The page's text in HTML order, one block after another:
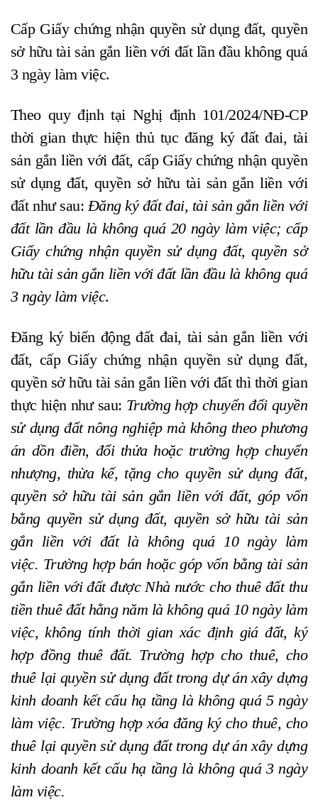
Cấp Giấy chứng nhận quyền sử dụng đất, quyền
sở hữu tài sản gắn liền với đất lần đầu không quá
3 ngày làm việc.
Theo quy định tại Nghị định 101/2024/NĐ-CP
thời gian thực hiện thủ tục đăng ký đất đai, tài
sản gắn liền với đất, cấp Giấy chứng nhận quyền
sử dụng đất, quyền sở hữu tài sản gắn liền với
đất như sau:Đăng ký đất đai, tài sản gắn liền với
đất lần đầu là không quá 20 ngày làm việc; cấp
Giấy chứng nhận quyền sử dụng đất, quyền sở
hữu tài sản gắn liền với đất lần đầu là không quá
3 ngày làm việc.
Đăng ký biến động đất đai, tài sản gắn liền với
đất, cấp Giấy chứng nhận quyền sử dụng đất,
quyền sở hữu tài sản gắn liền với đất thì thời gian
thực hiện như sau: Trường hợp chuyển đổi quyền
sử dụng đất nông nghiệp mà không theo phương
án dồn điền, đổi thửa hoặc trường hợp chuyển
nhượng, thừa kế, tặng cho quyền sử dụng đất,
quyền sở hữu tài sản gắn liền với đất, góp vốn
bằng quyền sử dụng đất, quyền sở hữu tài sản
gắn liền với đất là không quá 10 ngày làm
việc. Trường hợp bán hoặc góp vốn bằng tài sản
gắn liền với đất được Nhà nước cho thuê đất thu
tiền thuê đất hằng năm là không quá 10 ngày làm
việc, không tính thời gian xác định giá đất, ký
hợp đồng thuê đất. Trường hợp cho thuê, cho
thuê lại quyền sử dụng đất trong dự án xây dựng
kinh doanh kết cấu hạ tầng là không quá 5 ngày
làm việc. Trường hợp xóa đăng ký cho thuê, cho
thuê lại quyền sử dụng đất trong dự án xây dựng
kinh doanh kết cấu hạ tầng là không quá 3 ngày
làm việc.